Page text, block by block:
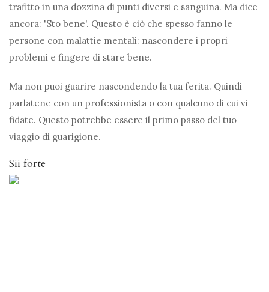
trafitto in una dozzina di punti diversi e sanguina. Ma dice
ancora: 'Sto bene'. Questo è ciò che spesso fanno le
persone con malattie mentali: nascondere i propri
problemi e fingere di stare bene.
Ma non puoi guarire nascondendo la tua ferita. Quindi
parlatene con un professionista o con qualcuno di cui vi
fidate. Questo potrebbe essere il primo passo del tuo
viaggio di guarigione.
Sii forte